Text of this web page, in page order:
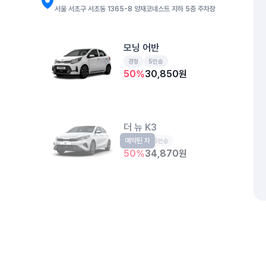
서울 서초구 서초동 1365-8 양재코네스트 지하 5층 주차장
모닝 어반
경형 5인승
50%30,850원
더 뉴 K3
준중형 5인승
50%34,870원
예약된 차